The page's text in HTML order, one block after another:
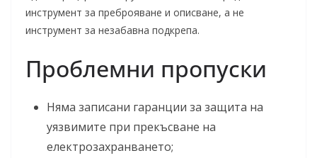
инструмент за преброяване и описване, а не
инструмент за незабавна подкрепа.
Проблемни пропуски
Няма записани гаранции за защита на
уязвимите при прекъсване на
електрозахранването;